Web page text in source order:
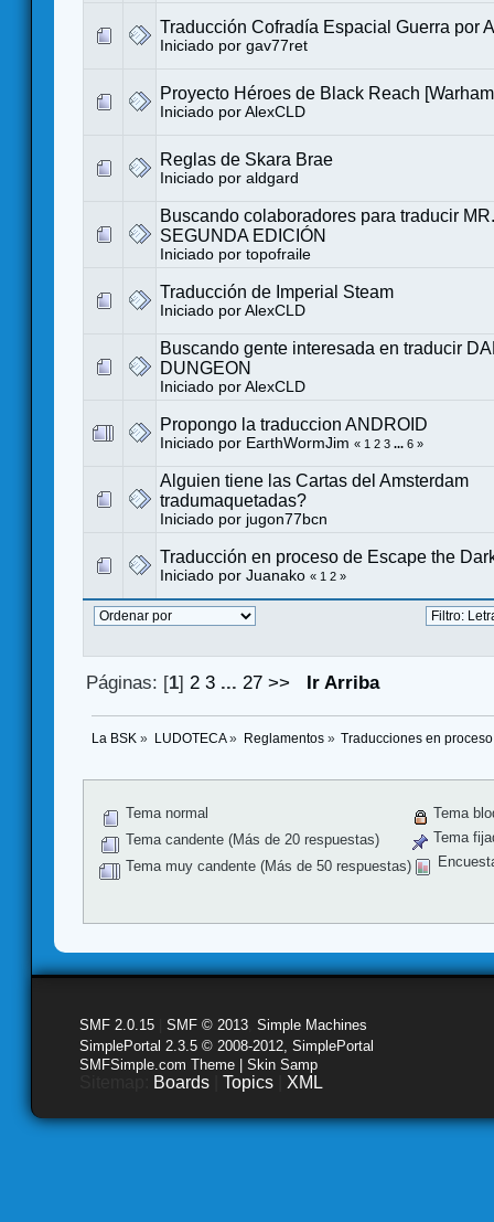
Traducción Cofradía Espacial Guerra por
Iniciado por gav77ret
Proyecto Héroes de Black Reach
Iniciado por AlexCLD
Reglas de Skara Brae
Iniciado por aldgard
Buscando colaboradores para traducir
SEGUNDA EDICIÓN
Iniciado por topofraile
Traducción de Imperial Steam
Iniciado por AlexCLD
Buscando gente interesada en traducir
DUNGEON
Iniciado por AlexCLD
Propongo la traduccion ANDROID
Iniciado por EarthWormJim « 1 2 3 ... 6 »
Alguien tiene las Cartas del Amsterdam
tradumaquetadas?
Iniciado por jugon77bcn
Traducción en proceso de Escape the
Iniciado por Juanako « 1 2 »
Páginas: [1] 2 3 ... 27 >> Ir Arriba
La BSK » LUDOTECA» Reglamentos» Traducciones en proceso
Tema normal
Tema candente (Más de 20 respuestas)
Tema muy candente (Más de 50 respuestas)
Tema
Tema
SMF 2.0.15 SMF © 2013 Simple Machines
SimplePortal 2.3.5 © 2008-2012, SimplePortal
SMFSimple.com Theme | Skin Samp
Boards Topics XML